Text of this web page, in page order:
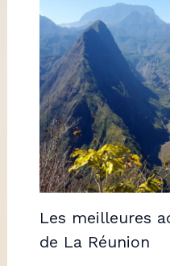
Les meilleures
de La Réunion